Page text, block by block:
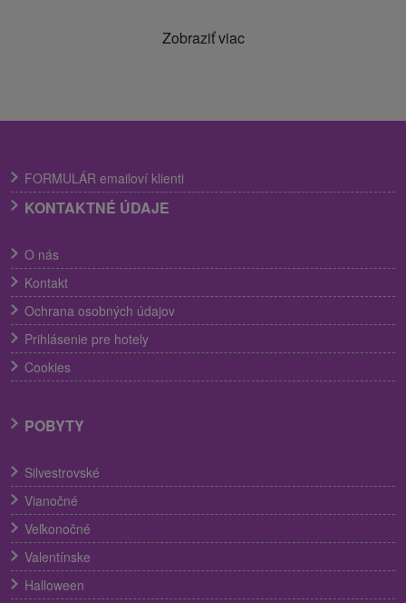
Zobraziť viac
FORMULÁR emailoví klienti
KONTAKTNÉ ÚDAJE
O nás
Kontakt
Ochrana osobných údajov
Prihlásenie pre hotely
Cookies
POBYTY
Silvestrovské
Vianočné
Veľkonočné
Valentínske
Halloween